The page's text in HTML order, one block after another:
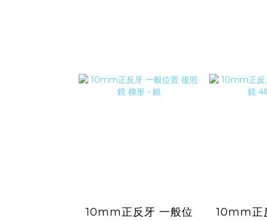
10mm正反牙 一般位
10mm正